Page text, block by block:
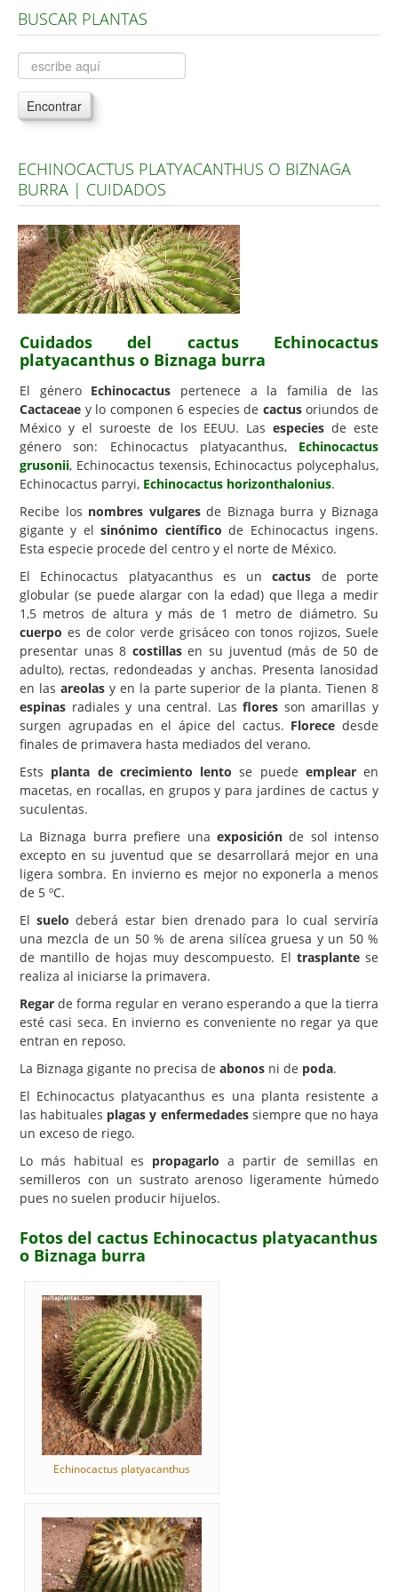
Árboles, Cicas y Palmeras de la G a la Z
Plantas Anuales y Perennes
Plantas Bulbosas y Acuáticas
Plantas de Interior
Plantas Aromáticas y de Huerto
Plantas Carnívoras y Orquídeas
Consejos
Hemisferio Norte
Hemisferio Sur
Enfermedades
Animales
Hongos
Carencias
Flores y Plantas
Árboles y Palmeras
Arbustos y Trepadoras
Cactus y Suculentas
BUSCAR PLANTAS
Encontrar
ECHINOCACTUS PLATYACANTHUS O BIZNAGA
BURRA | CUIDADOS
Cuidados del cactus Echinocactus
platyacanthus o Biznaga burra
El género Echinocactus pertenece a la familia de las
Cactaceae y lo componen 6 especies de cactusoriundos de
México y el suroeste de los EEUU. Lasespecies de este
género son: Echinocactus platyacanthus, Echinocactus
grusonii, Echinocactus texensis, Echinocactus polycephalus,
Echinocactus parryi, Echinocactus horizonthalonius.
Recibe los nombres vulgaresde Biznaga burra y Biznaga
gigante y elsinónimo científico de Echinocactus ingens.
Esta especie procede del centro y el norte de México.
El Echinocactus platyacanthus es uncactus de porte
globular (se puede alargar con la edad) que llega a medir
1,5 metros de altura y más de 1 metro de diámetro. Su
cuerpo es de color verde grisáceo con tonos rojizos, Suele
presentar unas 8 costillasen su juventud (más de 50 de
adulto), rectas, redondeadas y anchas. Presenta lanosidad
en las areolasy en la parte superior de la planta. Tienen 8
espinas radiales y una central. Lasflores son amarillas y
surgen agrupadas en el ápice del cactus. Florece desde
finales de primavera hasta mediados del verano.
Ests planta de crecimiento lento se puede emplearen
macetas, en rocallas, en grupos y para jardines de cactus y
suculentas.
La Biznaga burra prefiere una exposiciónde sol intenso
excepto en su juventud que se desarrollará mejor en una
ligera sombra. En invierno es mejor no exponerla a menos
de 5 ºC.
Elsuelo deberá estar bien drenado para lo cual serviría
una mezcla de un 50 % de arena silícea gruesa y un 50 %
de mantillo de hojas muy descompuesto. El trasplantese
realiza al iniciarse la primavera.
Regar de forma regular en verano esperando a que la tierra
esté casi seca. En invierno es conveniente no regar ya que
entran en reposo.
La Biznaga gigante no precisa de abonos ni de poda.
El Echinocactus platyacanthus es una planta resistente a
las habituales plagas y enfermedadessiempre que no haya
un exceso de riego.
Lo más habitual es propagarlo a partir de semillas en
semilleros con un sustrato arenoso ligeramente húmedo
pues no suelen producir hijuelos.
Fotos del cactus Echinocactus platyacanthus
o Biznaga burra
Echinocactus platyacanthus